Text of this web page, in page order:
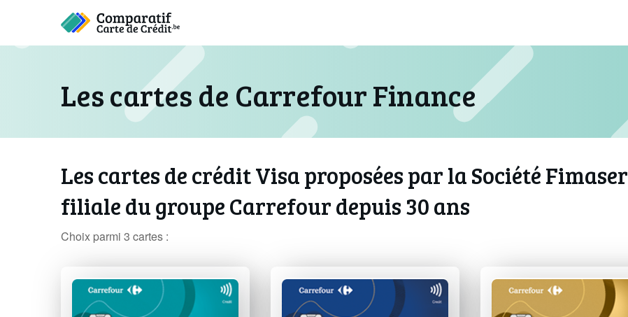
Les cartes de Carrefour Finance
Les cartes de crédit Visa proposées par la Société Fimaser
filiale du groupe Carrefour depuis 30 ans
Choix parmi 3 cartes :